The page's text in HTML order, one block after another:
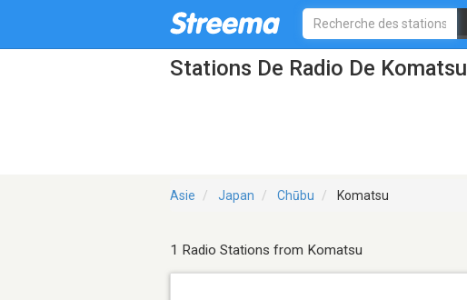
Stations De Radio De Komatsu
Asie Japan Chūbu Komatsu
1 Radio Stations from Komatsu